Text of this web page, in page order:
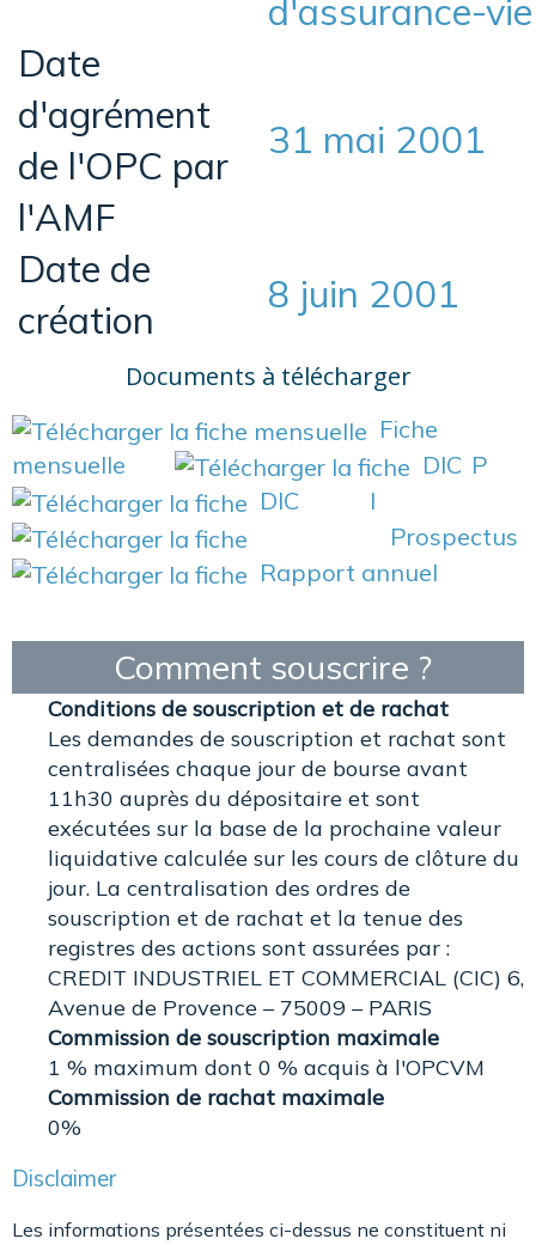
d'assurance-vie
Date
d'agrément
de l'OPC par
l'AMF
31 mai 2001
Date de
création
8 juin 2001
Documents à télécharger
Fiche
mensuelle
DIC P
DIC I
Prospectus
Rapport annuel
Comment souscrire ?
Conditions de souscription et de rachat
Les demandes de souscription et rachat sont
centralisées chaque jour de bourse avant
11h30 auprès du dépositaire et sont
exécutées sur la base de la prochaine valeur
liquidative calculée sur les cours de clôture du
jour. La centralisation des ordres de
souscription et de rachat et la tenue des
registres des actions sont assurées par :
CREDIT INDUSTRIEL ET COMMERCIAL (CIC) 6,
Avenue de Provence – 75009 – PARIS
Commission de souscription maximale
1 % maximum dont 0 % acquis à l'OPCVM
Commission de rachat maximale
0%
Disclaimer
Les informations présentées ci-dessus ne constituent ni